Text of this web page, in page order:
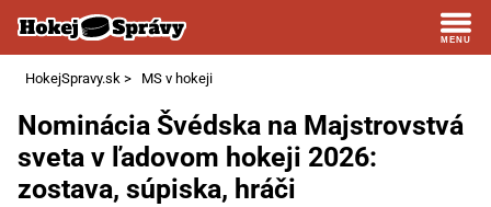
HokejSpravy.sk > MS v hokeji
Nominácia Švédska na Majstrovstvá
sveta v ľadovom hokeji 2026:
zostava, súpiska, hráči